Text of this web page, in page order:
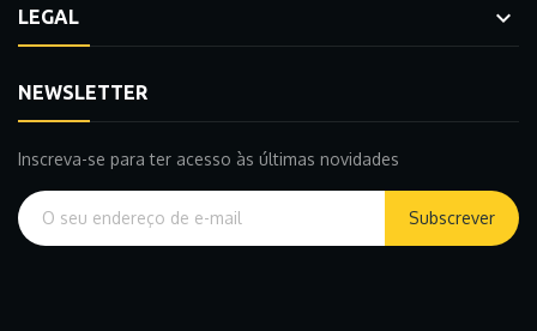
LEGAL 
NEWSLETTER
Inscreva-se para ter acesso às últimas novidades
Subscrever